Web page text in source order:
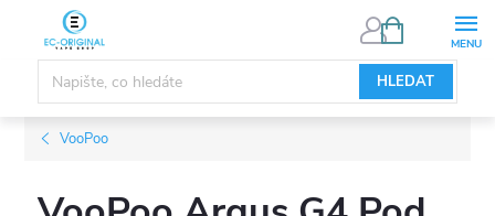
obsah
HLEDAT
NÁKUPNÍ
VooPoo